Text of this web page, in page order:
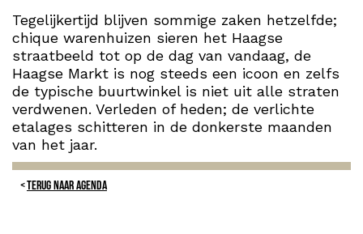
Tegelijkertijd blijven sommige zaken hetzelfde;
chique warenhuizen sieren het Haagse
straatbeeld tot op de dag van vandaag, de
Haagse Markt is nog steeds een icoon en zelfs
de typische buurtwinkel is niet uit alle straten
verdwenen. Verleden of heden; de verlichte
etalages schitteren in de donkerste maanden
van het jaar.
TERUG NAAR AGENDA